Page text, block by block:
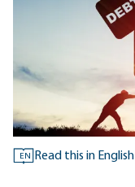
EN Read this in English